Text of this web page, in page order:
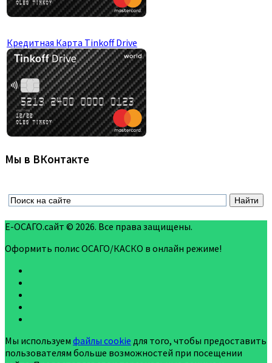
Кредитная Карта Tinkoff Drive
Мы в ВКонтакте
Е-ОСАГО.сайт © 2026. Все права защищены.
Оформить полис ОСАГО/КАСКО в онлайн режиме!
Мы используем файлы cookie для того, чтобы предоставить
пользователям больше возможностей при посещении